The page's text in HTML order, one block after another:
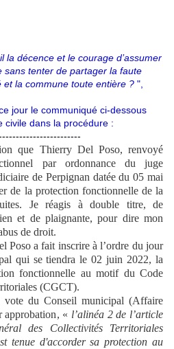
la décence et le courage d’assumer
sans tenter de partager la faute
la commune toute entière ? ",
jour le communiqué ci-dessous
civile dans la procédure :
que Thierry Del Poso, renvoyé
par ordonnance du juge
de Perpignan datée du 05 mai
de la protection fonctionnelle de la
Je réagis à double titre, de
et de plaignante, pour dire mon
de droit.
Poso a fait inscrire à l’ordre du jour
qui se tiendra le 02 juin 2022, la
fonctionnelle au motif du Code
(CGCT).
vote du Conseil municipal (Affaire
approbation, « l’alinéa 2 de l’article
des Collectivités Territoriales
tenue d'accorder sa protection au